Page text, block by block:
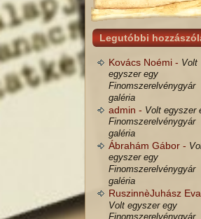
Legutóbbi
Kovács Noémi - Volt
egyszer egy
Finomszerelvénygyár
galéria
admin - Volt egyszer
Finomszerelvénygyár
galéria
Ábrahám Gábor -
egyszer egy
Finomszerelvénygyár
galéria
RuszinnèJuhász
Volt egyszer egy